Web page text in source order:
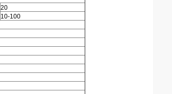
20
10-100